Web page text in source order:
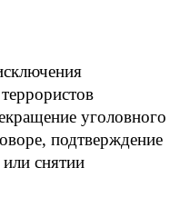
уголовного
подтверждение
снятии